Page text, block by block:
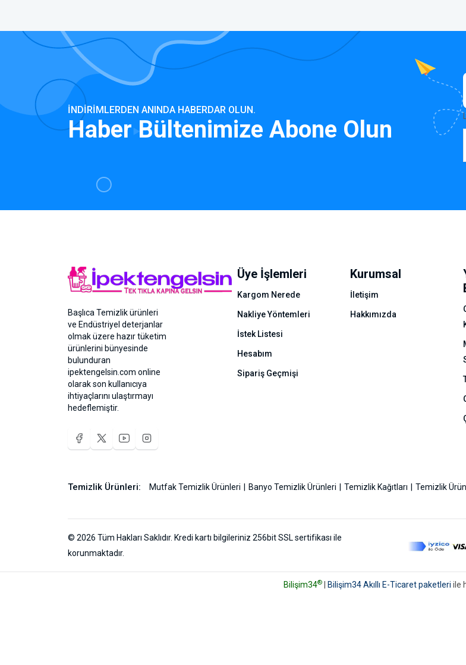
İNDIRIMLERDEN ANINDA HABERDAR OLUN.
Haber Bültenimize Abone Olun
Başlıca Temizlik ürünleri
ve Endüstriyel deterjanlar
olmak üzere hazır tüketim
ürünlerini bünyesinde
bulunduran
ipektengelsin.com online
olarak son kullanıcıya
ihtiyaçlarını ulaştırmayı
hedeflemiştir.
Üye İşlemleri
Kargom Nerede
Nakliye Yöntemleri
İstek Listesi
Hesabım
Sipariş Geçmişi
Kurumsal
İletişim
Hakkımızda
Temizlik Ürünleri: Mutfak Temizlik Ürünleri Banyo Temizlik Ürünleri Temizlik Kağıtları Temizlik
© 2026 Tüm Hakları Saklıdır. Kredi kartı bilgileriniz 256bit SSL sertifikası ile
korunmaktadır.
Bilişim34®| Bilişim34 Akıllı E-Ticaret paketleri ile